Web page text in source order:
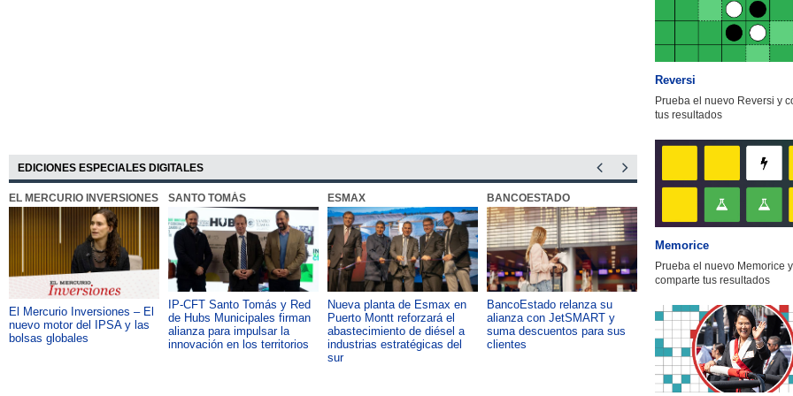
EDICIONES ESPECIALES DIGITALES
EL MERCURIO INVERSIONES
El Mercurio Inversiones – El
nuevo motor del IPSA y las
bolsas globales
SANTO TOMÁS
IP-CFT Santo Tomás y Red
de Hubs Municipales firman
alianza para impulsar la
innovación en los territorios
ESMAX
Nueva planta de Esmax en
Puerto Montt reforzará el
abastecimiento de diésel a
industrias estratégicas del
sur
BANCOESTADO
BancoEstado relanza su
alianza con JetSMART y
suma descuentos para sus
clientes
Capacitación como foco del
desarrollo país: OTIC de la
CChC lanza podcast sobre
impacto de formar talento
Reversi
Prueba el nuevo Reversi y
tus resultados
Memorice
Prueba el nuevo Memorice y
comparte tus resultados